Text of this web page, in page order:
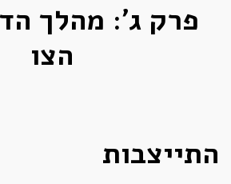
פרק ג': מהלך
הצו
התייצבות